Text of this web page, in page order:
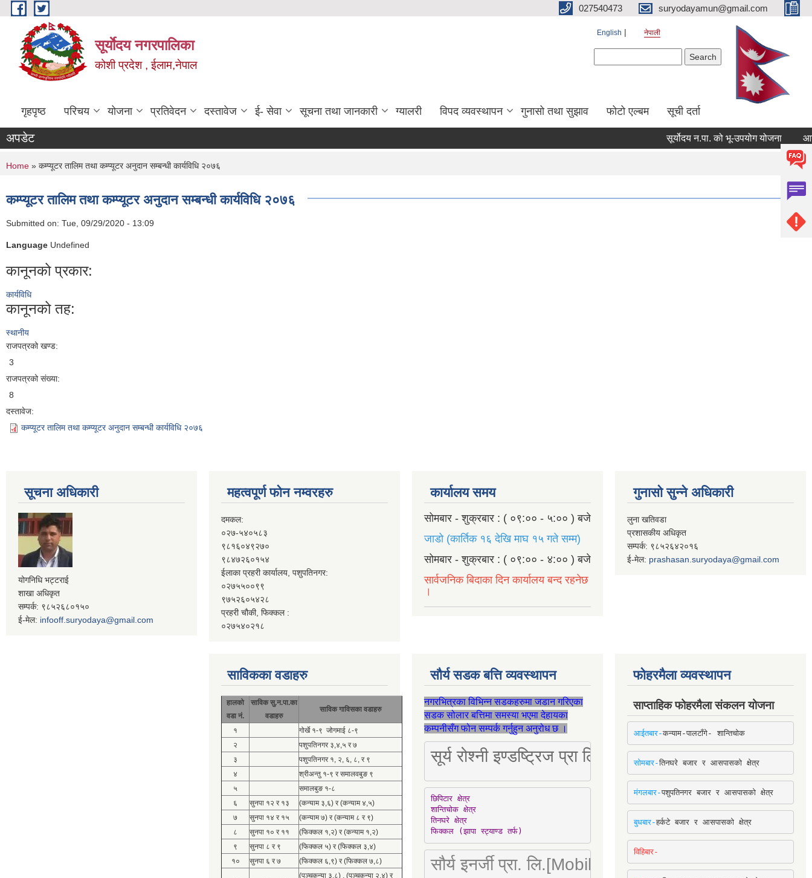
Skip to main content 027540473 suryodayamun@gmail.com
सूर्याेदय नगरपालिका
कोशी प्रदेश , ईलाम,नेपाल
English नेपाली
गृहपृष्ठ परिचय योजना प्रतिवेदन दस्तावेज ई- सेवा सूचना तथा जानकारी ग्यालरी विपद व्यवस्थापन गुनासो तथा सुझाव फोटो एल्बम सूची दर्ता
अपडेट सूर्योदय न.पा. को भू-उपयोग योजना
You are here
Home » कम्प्यूटर तालिम तथा कम्प्यूटर अनुदान सम्बन्धी कार्यविधि २०७६
कम्प्यूटर तालिम तथा कम्प्यूटर अनुदान सम्बन्धी कार्यविधि २०७६
Submitted on: Tue, 09/29/2020 - 13:09
Language Undefined
कानूनको प्रकार:
कार्यविधि
कानूनको तह:
स्थानीय
राजपत्रको खण्ड:
3
राजपत्रको संख्या:
8
दस्तावेज:
कम्प्यूटर तालिम तथा कम्प्यूटर अनुदान सम्बन्धी कार्यविधि २०७६
सूचना अधिकारी
योगनिधि भट्टराई
शाखा अधिकृत
सम्पर्क: ९८५२६८०१५०
ई-मेल: infooff.suryodaya@gmail.com
महत्वपूर्ण फोन नम्वरहरु
दमकल:
०२७-५४०५८३
९८१६०४९२७०
९८४७२६०१५४
ईलाका प्रहरी कार्यालय, पशुपतिनगर:
०२७५५००९९
९७५२६०५४२८
प्रहरी चौकी, फिक्कल :
०२७५४०२१८
कार्यालय समय
सोमबार - शुक्रबार : ( ०९:०० - ५:०० ) बजे
जाडो (कार्तिक १६ देखि माघ १५ गते सम्म)
सोमबार - शुक्रबार : ( ०९:०० - ४:०० ) बजे
सार्वजनिक बिदाका दिन कार्यालय बन्द रहनेछ
।
गुनासो सुन्ने अधिकारी
लुना खतिवडा
प्रशासकीय अधिकृत
सम्पर्क: ९८५२६४२०१६
ई-मेल: prashasan.suryodaya@gmail.com
साविकका वडाहरु
हालको
वडा नं.
साविक सु.न.पा.का
वडाहरु
साविक गाविसका वडाहरु
१
गोर्खे १-९ जोगमाई ८-९
२
पशुपतिनगर ३,४,५ र ७
३
पशुपतिनगर १, २, ६, ८, र ९
४
श्रीअन्तु १-९ र समालवबुङ ९
५
समालबुङ १-८
६
सुनपा १२ र १३
(कन्याम ३,६) र (कन्याम ४,५)
७
सुनपा १४ र १५
(कन्याम ७) र (कन्याम ८ र ९)
८
सुनपा १० र ११
(फिक्कल १,२) र (कन्याम १,२)
९
सुनपा ८ र ९
(फिक्कल ५) र (फिक्कल ३,४)
१०
सुनपा ६ र ७ (फिक्कल ६,९) र (फिक्कल ७,८)
(पञ्चकन्या ३,८) , (पञ्चकन्या २,४) र
सौर्य सडक बत्ति व्यवस्थापन
नगरभित्रका विभिन्न सडकहरुमा जडान गरिएका
सडक सोलार बत्तिमा समस्या भएमा देहायका
कम्पनीसँग फोन सम्पर्क गर्नुहुन अनुरोध छ ।
सूर्य रोश्नी इण्डष्ट्रिज प्रा लि [Mobile: 9851034034]
छिपिटार क्षेत्र
शान्तिचोक क्षेत्र
तिनघरे क्षेत्र
फिक्कल (झापा स्ट्याण्ड तर्फ)
सौर्य इनर्जी प्रा. लि.[Mobile : 9842780266]
फोहरमैला व्यवस्थापन
साप्ताहिक फोहरमैला संकलन योजना
आईतबार-कन्याम-पालटाँगे- शान्तिचोक
सोमबार-तिनघरे बजार र आसपासको क्षेत्र
मंगलबार-पशुपतिनगर बजार र आसपासको क्षेत्र
बुधबार-हर्कटे बजार र आसपासको क्षेत्र
विहिबार-